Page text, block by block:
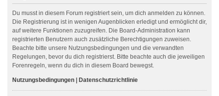
Du musst in diesem Forum registriert sein, um dich anmelden zu können.
Die Registrierung ist in wenigen Augenblicken erledigt und ermöglicht dir,
auf weitere Funktionen zuzugreifen. Die Board-Administration kann
registrierten Benutzern auch zusätzliche Berechtigungen zuweisen.
Beachte bitte unsere Nutzungsbedingungen und die verwandten
Regelungen, bevor du dich registrierst. Bitte beachte auch die jeweiligen
Forenregeln, wenn du dich in diesem Board bewegst.
Nutzungsbedingungen Datenschutzrichtlinie